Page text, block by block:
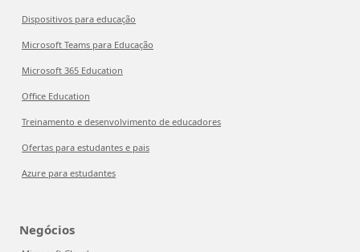
Dispositivos para educação
Microsoft Teams para Educação
Microsoft 365 Education
Office Education
Treinamento e desenvolvimento de educadores
Ofertas para estudantes e pais
Azure para estudantes
Negócios